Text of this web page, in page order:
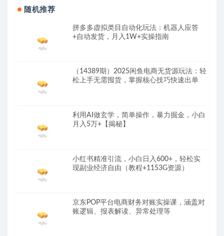
随机推荐
拼多多虚拟类目自动化玩法：机器人应答
+自动发货，月入1W+实操指南
（14389期）2025闲鱼电商无货源玩法：轻
松上手无需囤货，掌握核心技巧快速出单
利用AI做玄学，简单操作，暴力掘金，小白
月入5万+【揭秘】
小红书精准引流，小白日入600+，轻松实
现副业经济自由（教程+1153G资源）
京东POP平台电商财务对账实操课，涵盖对
账逻辑、报表解读、异常处理等